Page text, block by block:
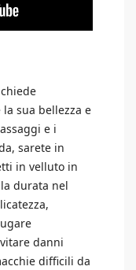
sua bellezza e
e i
sarete in
in velluto in
durata nel
danni
difficili da